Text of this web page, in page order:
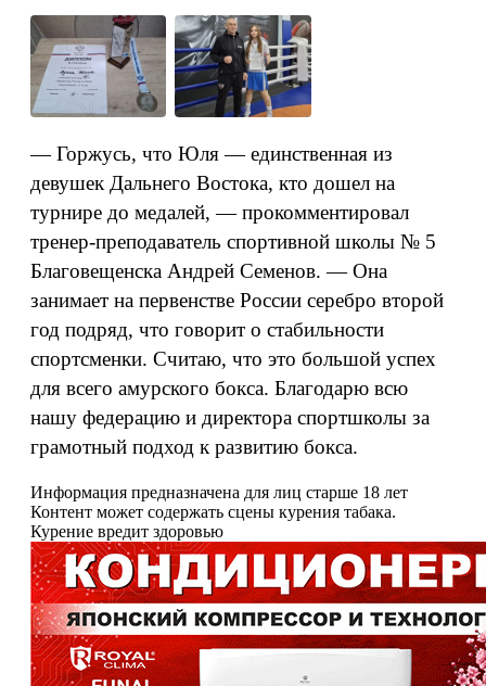
— Горжусь, что Юля — единственная из
девушек Дальнего Востока, кто дошел на
турнире до медалей, — прокомментировал
тренер-преподаватель спортивной школы № 5
Благовещенска Андрей Семенов. — Она
занимает на первенстве России серебро второй
год подряд, что говорит о стабильности
спортсменки. Считаю, что это большой успех
для всего амурского бокса. Благодарю всю
нашу федерацию и директора спортшколы за
грамотный подход к развитию бокса.
Информация предназначена для лиц старше 18 лет
Контент может содержать сцены курения табака.
Курение вредит здоровью